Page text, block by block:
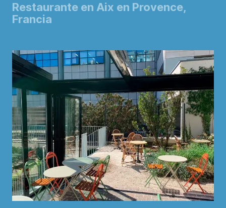
Restaurante en Aix en Provence,
Francia